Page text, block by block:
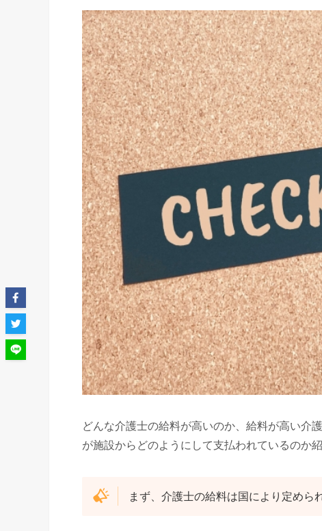
どんな介護士の給料が高いのか、給料が高い介
が施設からどのようにして支払われているのか紹
まず、介護士の給料は国により定めら